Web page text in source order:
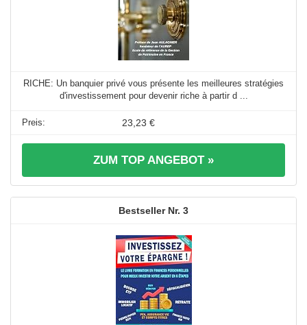
RICHE: Un banquier privé vous présente les meilleures stratégies
d'investissement pour devenir riche à partir d ...
23,23 €
ZUM TOP ANGEBOT »
3